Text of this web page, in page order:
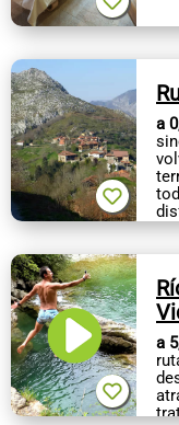
TIENDA
AGENDA
a
a